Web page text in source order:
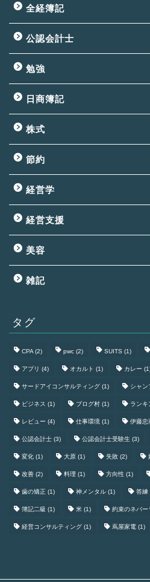
全経簿記
公認会計士
勉強
日商簿記
株式
節約
経営学
経営支援
美容
雑記
タグ
CPA (2) pwc (2) SUITS (1)
アプリ (4) オカルト (1) カレー
サードアイコンサルティング (1) シャン
ビジネス (1) ブログ村 (1) ランキ
レビュー (4) 仕事環境 (1) 伊藤忠
公認会計士 (3) 公認会計士受験生 (3)
変化 (1) 大原 (1) 失敗 (2)
改善 (2) 料理 (1) 方向性 (1)
歯の矯正 (1) 神メンタル (1) 答練
簿記二級 (1) 米 (1) 約束のネバー
経営コンサルティング (1) 蔦屋家電 (1)